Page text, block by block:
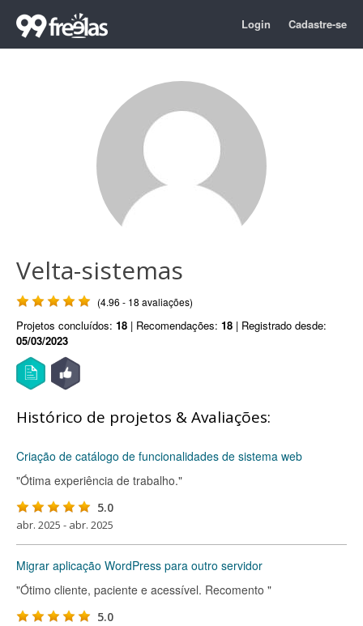
Login Cadastre-se
Velta-sistemas
(4.96 - 18 avaliações)
Projetos concluídos: 18 | Recomendações: 18 | Registrado desde:
05/03/2023
Histórico de projetos & Avaliações:
Criação de catálogo de funcionalidades de sistema web
"Ótima experiência de trabalho."
5.0
abr. 2025 - abr. 2025
Migrar aplicação WordPress para outro servidor
"Ótimo cliente, paciente e acessível. Recomento "
5.0